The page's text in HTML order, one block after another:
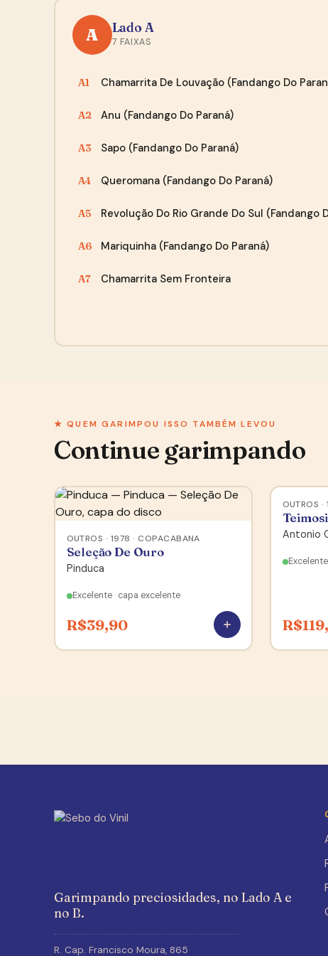
A Lado A
7 FAIXAS
A1 Chamarrita De Louvação (Fandango Do
A2 Anu (Fandango Do Paraná)
A3 Sapo (Fandango Do Paraná)
A4 Queromana (Fandango Do Paraná)
A5 Revolução Do Rio Grande Do Sul (Fandango
A6 Mariquinha (Fandango Do Paraná)
A7 Chamarrita Sem Fronteira
★ QUEM GARIMPOU ISSO TAMBÉM LEVOU
Continue garimpando
OUTROS · 1978 · COPACABANA
Seleção De Ouro
Pinduca
Excelente · capa excelente
R$39,90
OUTROS
Antonio
R$
Garimpando preciosidades, no Lado A e
no B.
R. Cap. Francisco Moura, 865